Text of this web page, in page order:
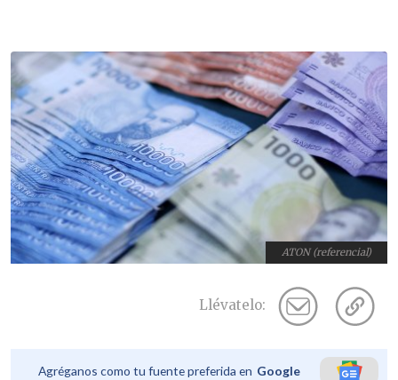
ATON (referencial)
Llévatelo:
Agréganos como tu fuente preferida en Google